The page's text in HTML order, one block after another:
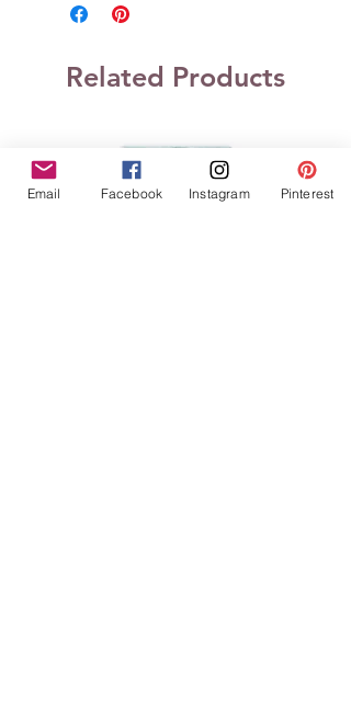
Related Products
Email Facebook Instagram Pinterest